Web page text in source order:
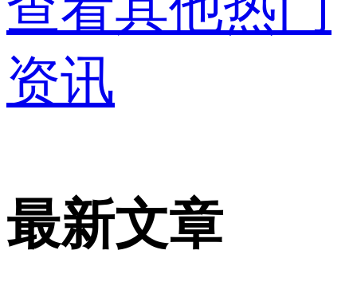
资讯
最新文章